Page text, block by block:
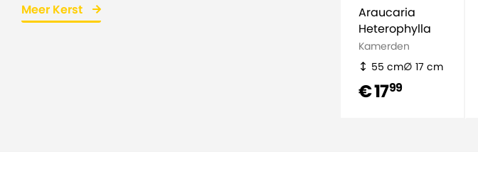
Meer Kerst
Araucaria
Heterophylla
Kamerden
55 cm
17 cm
€ 1799